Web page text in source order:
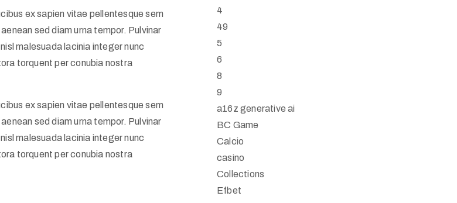
ex sapien vitae pellentesque sem
sed diam urna tempor. Pulvinar
malesuada lacinia integer nunc
torquent per conubia nostra
ex sapien vitae pellentesque sem
sed diam urna tempor. Pulvinar
malesuada lacinia integer nunc
torquent per conubia nostra
4
49
5
6
8
9
a16z generative ai
BC Game
Calcio
casino
Collections
Efbet